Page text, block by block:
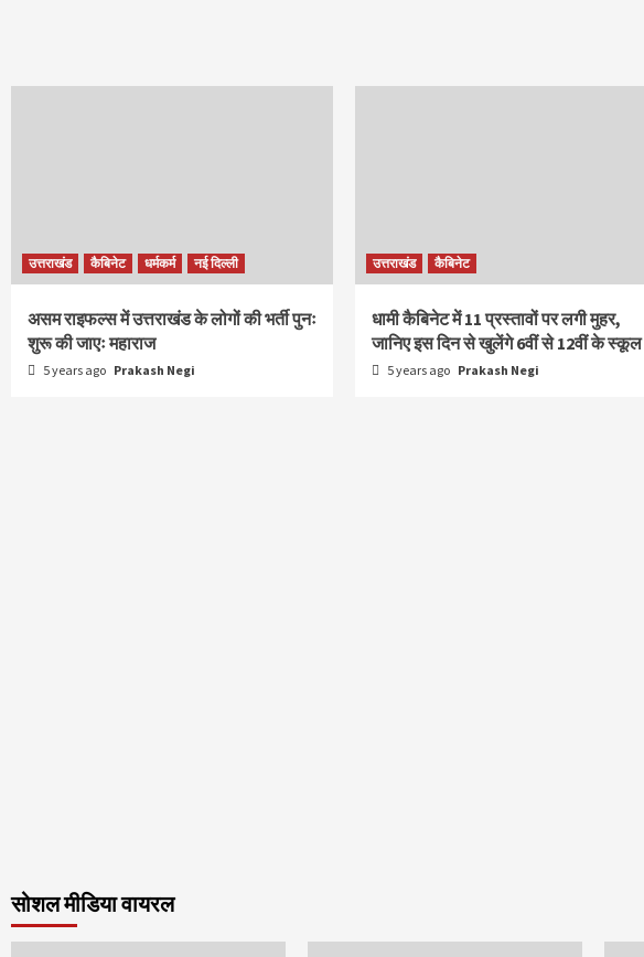
उत्तराखंड कैबिनेट धर्मकर्म नई दिल्ली
असम राइफल्स में उत्तराखंड के लोगों की भर्ती पुनः
शुरू की जाएः महाराज
5 years ago Prakash Negi
उत्तराखंड कैबिनेट
धामी कैबिनेट में 11 प्रस्तावों पर लगी मुहर,
जानिए इस दिन से खुलेंगे 6वीं से 12वीं के स्कूल
5 years ago Prakash Negi
सोशल मीडिया वायरल